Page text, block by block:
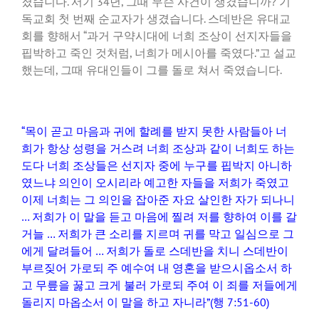
독교회 첫 번째 순교자가 생겼습니다. 스데반은 유대교
회를 향해서 “과거 구약시대에 너희 조상이 선지자들을
핍박하고 죽인 것처럼, 너희가 메시아를 죽였다.”고 설교
했는데, 그때 유대인들이 그를 돌로 쳐서 죽였습니다.
“목이 곧고 마음과 귀에 할례를 받지 못한 사람들아 너
희가 항상 성령을 거스려 너희 조상과 같이 너희도 하는
도다 너희 조상들은 선지자 중에 누구를 핍박지 아니하
였느냐 의인이 오시리라 예고한 자들을 저희가 죽였고
이제 너희는 그 의인을 잡아준 자요 살인한 자가 되나니
… 저희가 이 말을 듣고 마음에 찔려 저를 향하여 이를 갈
거늘 … 저희가 큰 소리를 지르며 귀를 막고 일심으로 그
에게 달려들어 … 저희가 돌로 스데반을 치니 스데반이
부르짖어 가로되 주 예수여 내 영혼을 받으시옵소서 하
고 무릎을 꿇고 크게 불러 가로되 주여 이 죄를 저들에게
돌리지 마옵소서 이 말을 하고 자니라”(행 7:51-60)